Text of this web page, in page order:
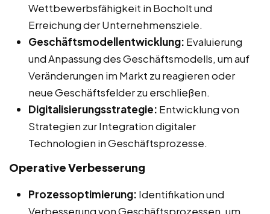
Wettbewerbsfähigkeit in Bocholt und
Erreichung der Unternehmensziele.
Geschäftsmodellentwicklung: Evaluierung
und Anpassung des Geschäftsmodells, um auf
Veränderungen im Markt zu reagieren oder
neue Geschäftsfelder zu erschließen.
Digitalisierungsstrategie: Entwicklung von
Strategien zur Integration digitaler
Technologien in Geschäftsprozesse.
Operative Verbesserung
Prozessoptimierung: Identifikation und
Verbesserung von Geschäftsprozessen, um